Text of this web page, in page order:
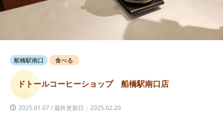
船橋駅南口 食べる
ドトールコーヒーショップ 船橋駅南口店
2025.01.07 / 最終更新日：2025.02.20